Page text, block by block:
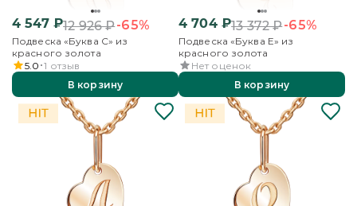
4 547₽12 926₽-65%
Подвеска «Буква С» из
красного золота
5.0 1 отзыв
В корзину
4 704₽13 372₽-65%
Подвеска «Буква Е» из
красного золота
Нет оценок
В корзину